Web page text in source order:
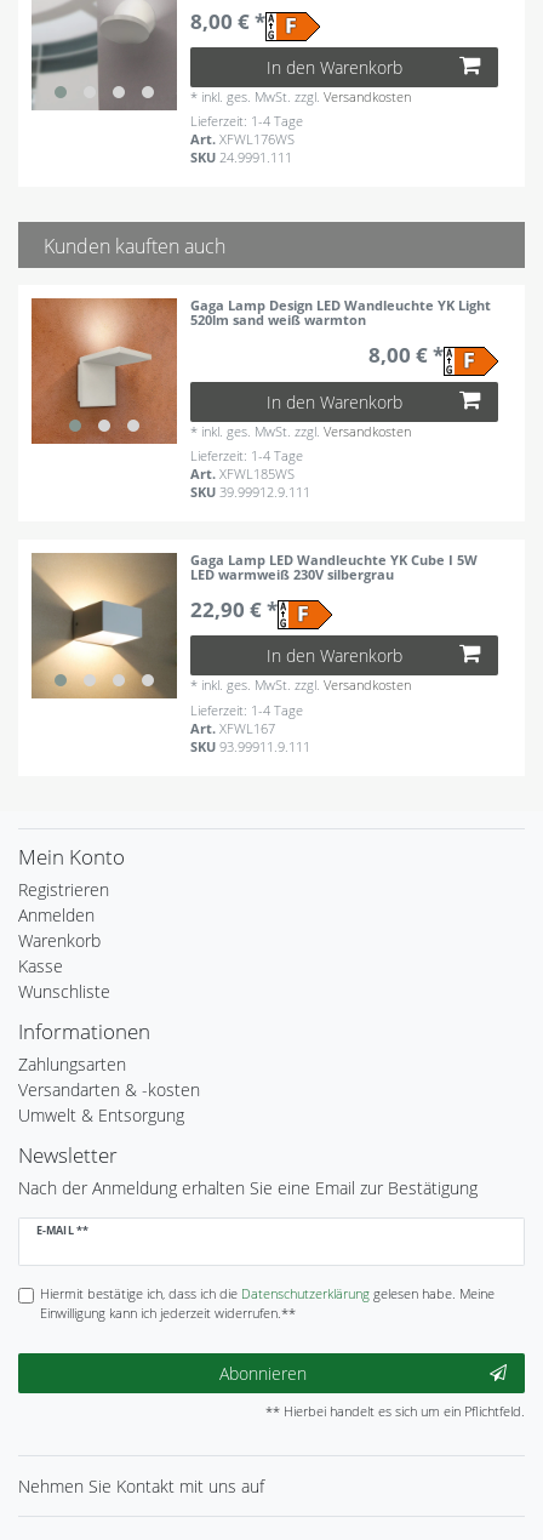
8,00 € *
In den Warenkorb
* inkl. ges. MwSt. zzgl.Versandkosten
Lieferzeit: 1-4 Tage
Art.XFWL176WS
SKU24.9991.111
Kunden kauften auch
Gaga Lamp Design LED Wandleuchte YK Light
520lm sand weiß warmton
8,00 € *
In den Warenkorb
* inkl. ges. MwSt. zzgl.Versandkosten
Lieferzeit: 1-4 Tage
Art.XFWL185WS
SKU39.99912.9.111
Gaga Lamp LED Wandleuchte YK Cube I 5W
LED warmweiß 230V silbergrau
22,90 € *
In den Warenkorb
* inkl. ges. MwSt. zzgl.Versandkosten
Lieferzeit: 1-4 Tage
Art.XFWL167
SKU93.99911.9.111
Mein Konto
Registrieren
Anmelden
Warenkorb
Kasse
Wunschliste
Informationen
Zahlungsarten
Versandarten & -kosten
Umwelt & Entsorgung
Newsletter
Nach der Anmeldung erhalten Sie eine Email zur Bestätigung
E-MAIL **
Newsletter
Hiermit bestätige ich, dass ich die Daten­schutz­erklärunggelesen habe. Meine
Einwilligung kann ich jederzeit widerrufen.**
Abonnieren
** Hierbei handelt es sich um ein Pflichtfeld.
Nehmen Sie Kontakt mit uns auf